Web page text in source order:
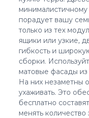
порадует вашу
только из тех
ящики или узкие,
гибкость и
сборки.
матовые фасады
На них незаметны
ухаживать. Это
бесплатно
менять